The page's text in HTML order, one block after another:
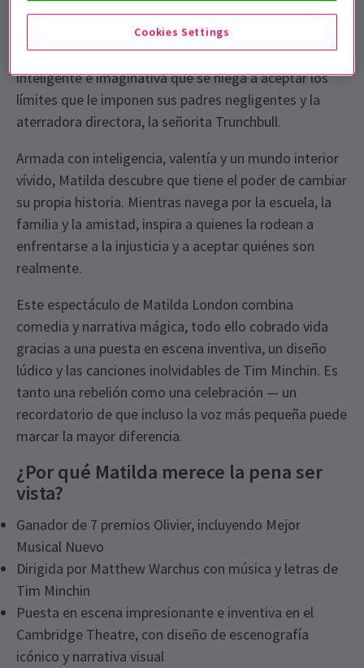
Shakespeare Company del clásico relato de Roald
Dahl. En el centro de la historia está Matilda
Wormwood — una joven extraordinariamente
inteligente e imaginativa que se niega a aceptar los
límites que le imponen sus padres negligentes y la
aterradora directora, la señorita Trunchbull.
Armada con inteligencia, valentía y un mundo interior
vívido, Matilda descubre que tiene el poder de cambiar
su propia historia. Mientras navega por la escuela, la
familia y la amistad, inspira a quienes la rodean a
enfrentarse a la injusticia y a aceptar quiénes son
realmente.
Este espectáculo de Matilda London combina
comedia y narrativa mágica, todo ello cobrado vida
gracias a una puesta en escena inventiva, un diseño
lúdico y las canciones inolvidables de Tim Minchin. Es
tanto una rebelión como una celebración — un
recordatorio de que incluso la voz más pequeña puede
marcar la mayor diferencia.
¿Por qué Matilda merece la pena ser
vista?
Ganador de 7 premios Olivier, incluyendo Mejor
Musical Nuevo
Dirigida por Matthew Warchus con música y letras de
Tim Minchin
Puesta en escena impresionante e inventiva en el
Cambridge Theatre, con diseño de escenografía
icónico y narrativa visual
Cookies Settings